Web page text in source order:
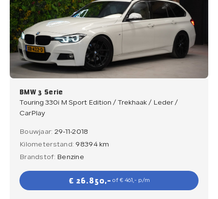
BMW 3 Serie
Touring 330i M Sport Edition / Trekhaak / Leder /
CarPlay
Bouwjaar: 29-11-2018
Kilometerstand: 98394 km
Brandstof: Benzine
€ 26.850,- of € 461,- p/m